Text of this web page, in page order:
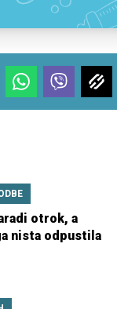
otrok, a
nista odpustila